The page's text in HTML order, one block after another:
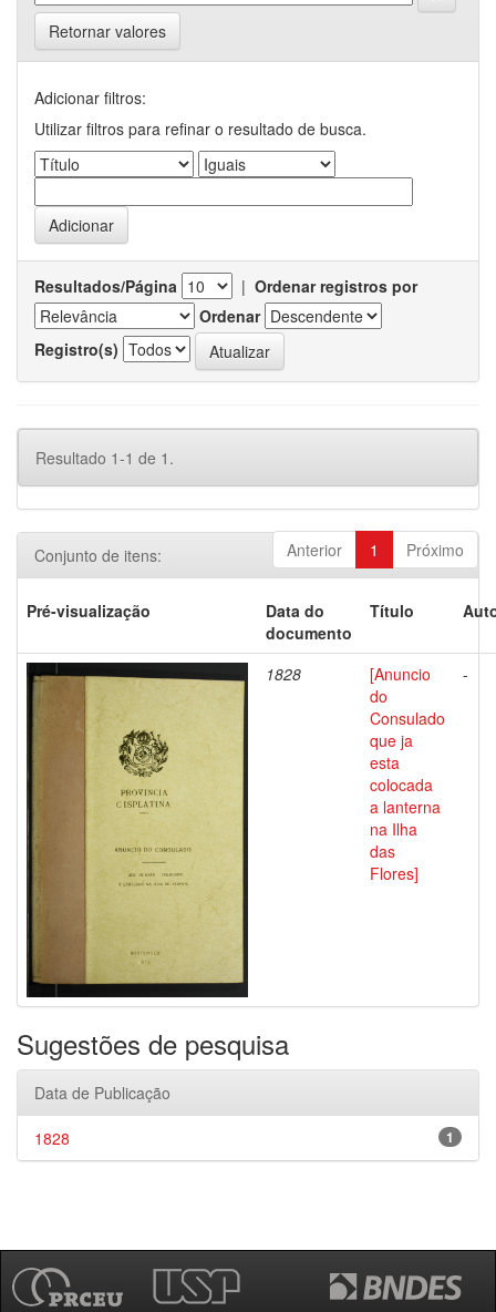
Retornar valores
Adicionar filtros:
Utilizar filtros para refinar o resultado de busca.
Resultados/Página | Ordenar registros por
Ordenar
Registro(s)
Resultado 1-1 de 1.
Anterior 1 Próximo
Conjunto de itens:
Pré-visualização
Data do
documento
Título
1828
[Anuncio
do
Consulado
que ja
esta
colocada
a lanterna
na Ilha
das
Flores]
-
Sugestões de pesquisa
Data de Publicação
1
1828